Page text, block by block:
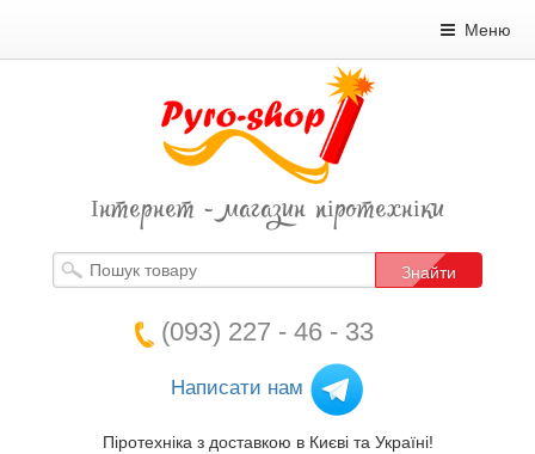
Меню
Інтернет - магазин піротехніки
Знайти
(093) 227 - 46 - 33
Написати нам
Піротехніка з доставкою в Києві та Україні!